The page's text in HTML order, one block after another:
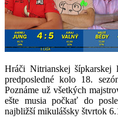
Hráči Nitrianskej
predposledné kolo 18.
Poznáme už všetkých
ešte musia počkať do
najbližší mikulášsky štvrtok